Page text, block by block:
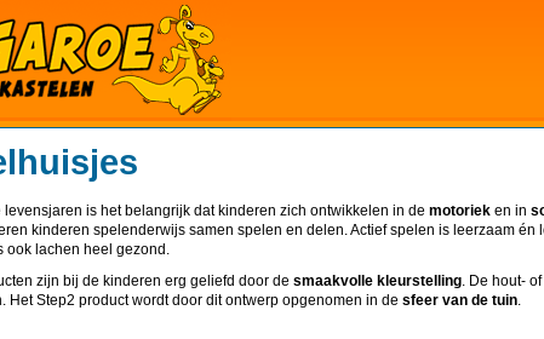
levensjaren is het belangrijk dat kinderen zich ontwikkelen in de motoriek en in
kinderen spelenderwijs samen spelen en delen. Actief spelen is leerzaam én
ook lachen heel gezond.
zijn bij de kinderen erg geliefd door de smaakvolle kleurstelling. De hout-
Het Step2 product wordt door dit ontwerp opgenomen in de sfeer van de tuin.